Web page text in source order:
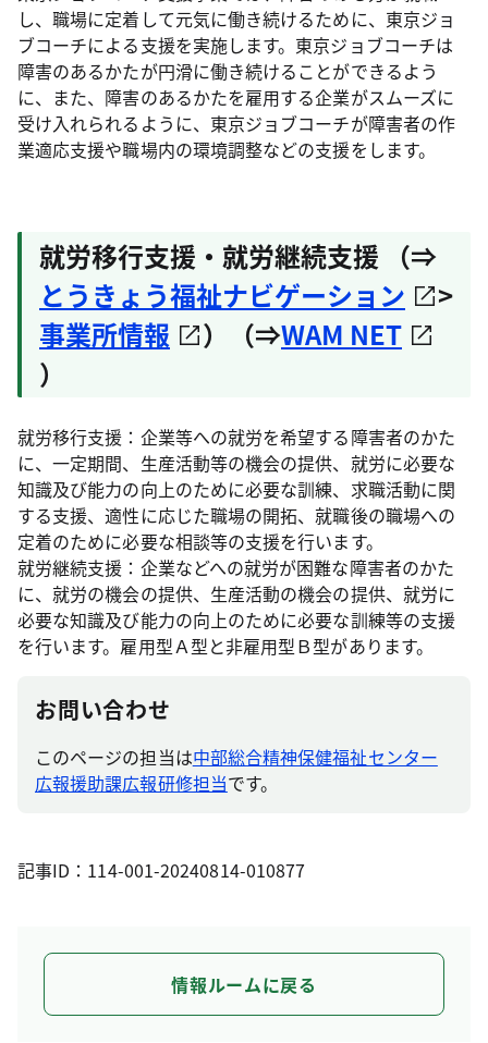
し、職場に定着して元気に働き続けるために、東京ジョ
ブコーチによる支援を実施します。東京ジョブコーチは
障害のあるかたが円滑に働き続けることができるよう
に、また、障害のあるかたを雇用する企業がスムーズに
受け入れられるように、東京ジョブコーチが障害者の作
業適応支援や職場内の環境調整などの支援をします。
就労移行支援・就労継続支援 （⇒
とうきょう福祉ナビゲーション
>
事業所情報
）（⇒WAM NET
）
就労移行支援：企業等への就労を希望する障害者のかた
に、一定期間、生産活動等の機会の提供、就労に必要な
知識及び能力の向上のために必要な訓練、求職活動に関
する支援、適性に応じた職場の開拓、就職後の職場への
定着のために必要な相談等の支援を行います。
就労継続支援：企業などへの就労が困難な障害者のかた
に、就労の機会の提供、生産活動の機会の提供、就労に
必要な知識及び能力の向上のために必要な訓練等の支援
を行います。雇用型Ａ型と非雇用型Ｂ型があります。
お問い合わせ
このページの担当は中部総合精神保健福祉センター
広報援助課広報研修担当です。
記事ID：114-001-20240814-010877
情報ルームに戻る